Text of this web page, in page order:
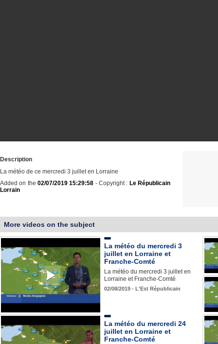
Description
La météo de ce mercredi 3 juillet en Lorraine
Added on the 02/07/2019 15:29:58 - Copyright : Le Républicain
Lorrain
More videos on the subject
La météo du mercredi 3
juillet en Lorraine et
Franche-Comté
La météo du mercredi 3 juillet en
Lorraine et Franche-Comté
02/08/2019 - L'Est Républicain
La météo du mercredi 24
juillet en Lorraine et
Franche-Comté